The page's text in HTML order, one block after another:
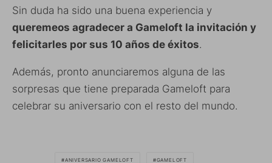
Sin duda ha sido una buena experiencia y
queremeos agradecer a Gameloft la invitación y
felicitarles por sus 10 años de éxitos.
Además, pronto anunciaremos alguna de las
sorpresas que tiene preparada Gameloft para
celebrar su aniversario con el resto del mundo.
ANIVERSARIO GAMELOFT GAMELOFT